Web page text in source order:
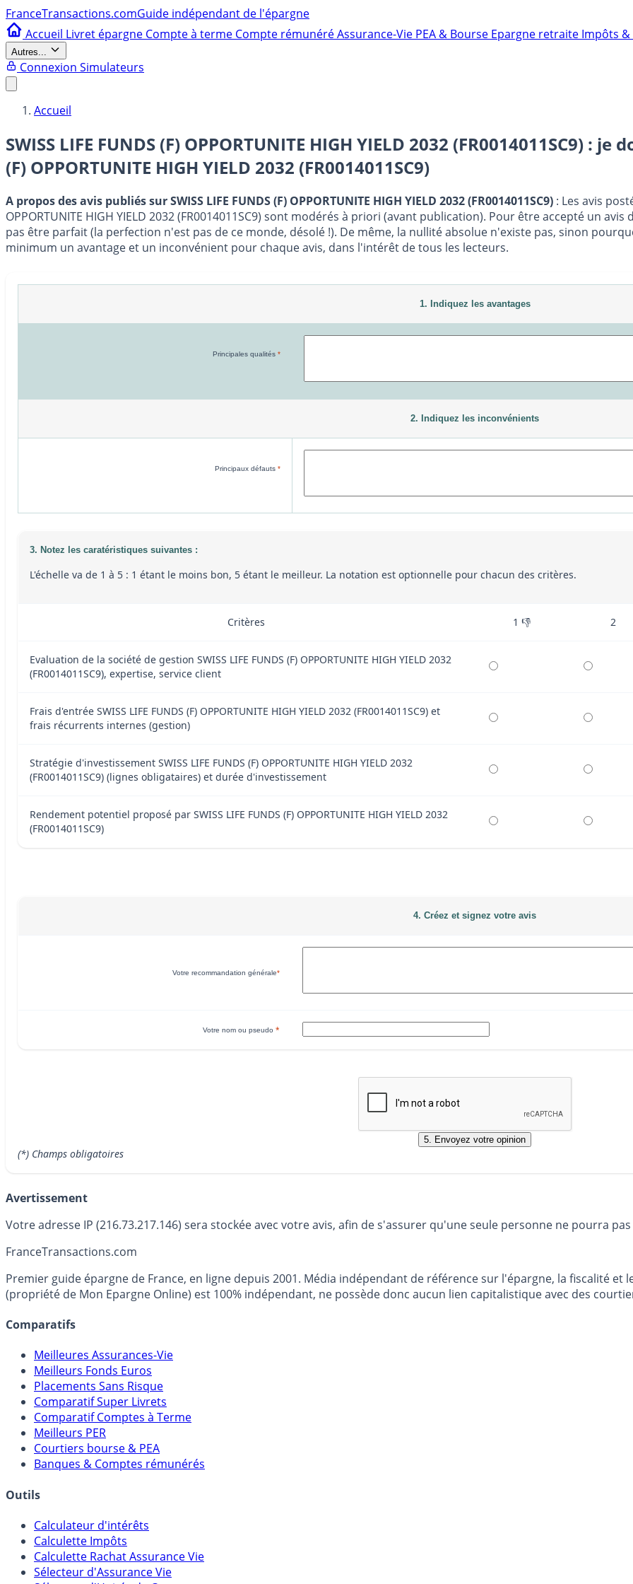
FranceTransactions.comGuide indépendant de l'épargne
Accueil Livret épargne Compte à terme Compte rémunéréAssurance-Vie PEA & Bourse Epargne retraite Impôts &
Autres...
Connexion Simulateurs
Accueil
SWISS LIFE FUNDS (F) OPPORTUNITE HIGH YIELD 2032 (FR0014011SC9) :
(F) OPPORTUNITE HIGH YIELD 2032 (FR0014011SC9)
A propos des avis publiés sur SWISS LIFE FUNDS (F) OPPORTUNITE HIGH YIELD 2032 (FR0014011SC9) : Les avis
OPPORTUNITE HIGH YIELD 2032 (FR0014011SC9) sont modérés à priori (avant publication). Pour être accepté un
pas être parfait (la perfection n'est pas de ce monde, désolé !). De même, la nullité absolue n'existe pas, sinon
minimum un avantage et un inconvénient pour chaque avis, dans l'intérêt de tous les lecteurs.
1. Indiquez les avantages
Principales qualités *
2. Indiquez les inconvénients
Principaux défauts *
3. Notez les caratéristiques suivantes :
L'échelle va de 1 à 5 : 1 étant le moins bon, 5 étant le meilleur. La notation est optionnelle pour chacun des critères.
Critères 1 👎 2
Evaluation de la société de gestion SWISS LIFE FUNDS (F) OPPORTUNITE HIGH YIELD 2032
(FR0014011SC9), expertise, service client
Frais d'entrée SWISS LIFE FUNDS (F) OPPORTUNITE HIGH YIELD 2032 (FR0014011SC9) et
frais récurrents internes (gestion)
Stratégie d'investissement SWISS LIFE FUNDS (F) OPPORTUNITE HIGH YIELD 2032
(FR0014011SC9) (lignes obligataires) et durée d'investissement
Rendement potentiel proposé par SWISS LIFE FUNDS (F) OPPORTUNITE HIGH YIELD 2032
(FR0014011SC9)
4. Créez et signez votre avis
Votre recommandation générale*
Votre nom ou pseudo *
(*) Champs obligatoires
Avertissement
Votre adresse IP (216.73.217.146) sera stockée avec votre avis, afin de s'assurer qu'une seule personne ne pourra
FranceTransactions.com
Premier guide épargne de France, en ligne depuis 2001. Média indépendant de référence sur l'épargne, la fiscalité
(propriété de Mon Epargne Online) est 100% indépendant, ne possède donc aucun lien capitalistique avec des
Comparatifs
Meilleures Assurances-Vie
Meilleurs Fonds Euros
Placements Sans Risque
Comparatif Super Livrets
Comparatif Comptes à Terme
Meilleurs PER
Courtiers bourse & PEA
Banques & Comptes rémunérés
Outils
Calculateur d'intérêts
Calculette Impôts
Calculette Rachat Assurance Vie
Sélecteur d'Assurance Vie